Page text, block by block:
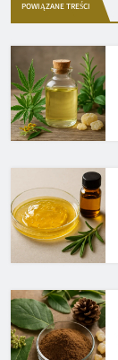
POWIĄZANE TREŚCI